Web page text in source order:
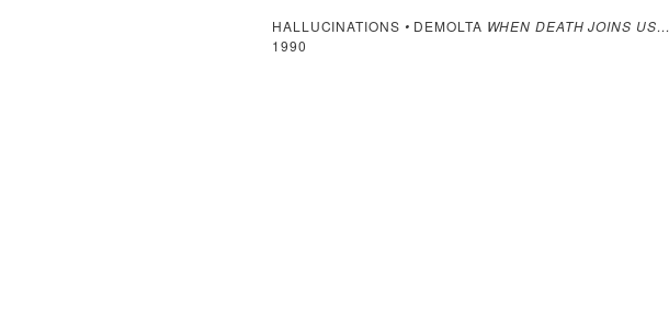
HALLUCINATIONS • DEMOLTA WHEN DEATH JOINS US…
1990